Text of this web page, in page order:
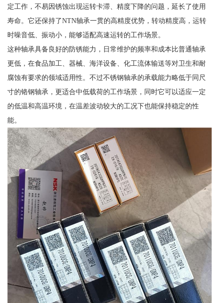
定工作，不易因锈蚀出现运转卡滞、精度下降的问题，延长了使用
寿命。它还保持了NTN轴承一贯的高精度优势，转动精度高，运转
时噪音低、振动小，能够适配高速运转的工作场景。
这种轴承具备良好的防锈能力，日常维护的频率和成本比普通轴承
更低，在食品加工、器械、海洋设备、化工流体输送等对卫生和耐
腐蚀有要求的领域适用性。不过不锈钢轴承的承载能力略低于同尺
寸的铬钢轴承，更适合中低载荷的工作场景，同时它可以适应一定
的低温和高温环境，在温差波动较大的工况下也能保持稳定的性
能。